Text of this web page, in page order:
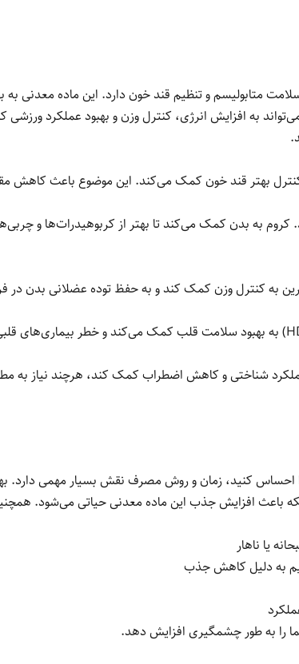
به افزایش انرژی، کنترل وزن و بهبود عملکرد
بهتر قند خون کمک می‌کند. این موضوع باعث کاهش
به بدن کمک می‌کند تا بهتر از کربوهیدرات‌ها و
به کنترل وزن کمک کند و به حفظ توده عضلانی بدن
شناختی و کاهش اضطراب کمک کند، هرچند نیاز به
احساس کنید، زمان و روش مصرف نقش بسیار مهمی دارد.
باعث افزایش جذب این ماده معدنی حیاتی می‌شود.
یا ناهار
به دلیل کاهش جذب
را به طور چشمگیری افزایش دهد.